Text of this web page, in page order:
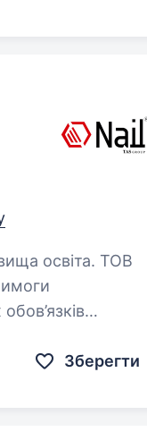
освіта. ТОВ
Зберегти